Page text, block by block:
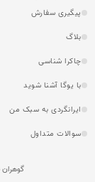
پیگیری سفارش
بلاگ
چاکرا شناسی
با یوگا آشنا شوید
ایرانگردی به سبک من
سوالات متداول